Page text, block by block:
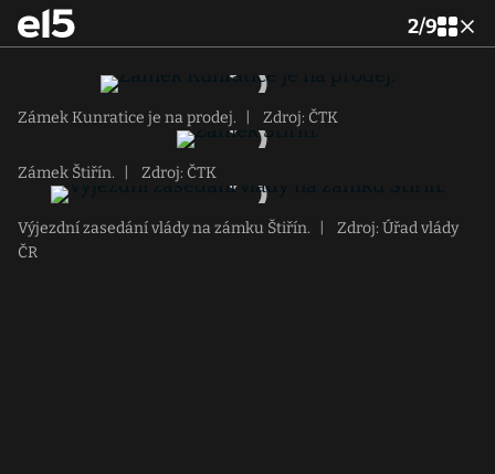
2/9
Zámek Kunratice je na prodej. Zdroj: ČTK
Zámek Štiřín. Zdroj: ČTK
Výjezdní zasedání vlády na zámku Štiřín.
Zdroj: Úřad vlády
ČR